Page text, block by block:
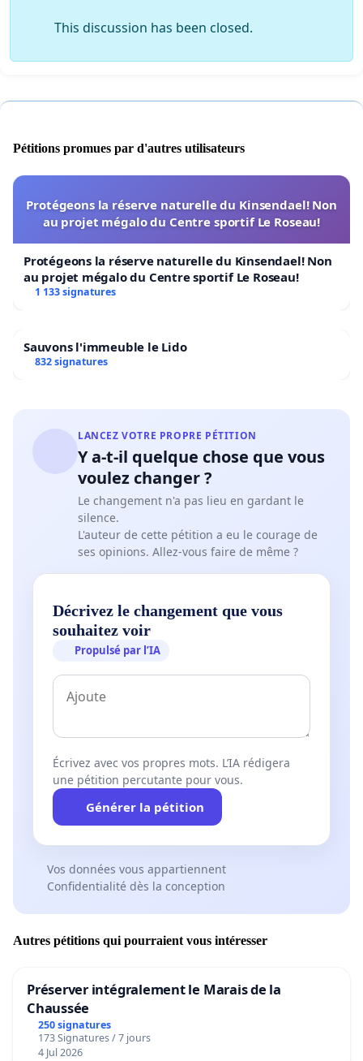
This discussion has been closed.
Pétitions promues par d'autres utilisateurs
Protégeons la réserve naturelle du Kinsendael! Non
au projet mégalo du Centre sportif Le Roseau!
Protégeons la réserve naturelle du Kinsendael! Non
au projet mégalo du Centre sportif Le Roseau!
1 133 signatures
Sauvons l'immeuble le Lido
832 signatures
LANCEZ VOTRE PROPRE PÉTITION
Y a-t-il quelque chose que vous
voulez changer ?
Le changement n'a pas lieu en gardant le
silence.
L'auteur de cette pétition a eu le courage de
ses opinions. Allez-vous faire de même ?
Décrivez le changement que vous
souhaitez voir
Propulsé par l’IA
Écrivez avec vos propres mots. L’IA rédigera
une pétition percutante pour vous.
Générer la pétition
Vos données vous appartiennent
Confidentialité dès la conception
Autres pétitions qui pourraient vous intéresser
Préserver intégralement le Marais de la
Chaussée
250 signatures
173 Signatures / 7 jours
4 Jul 2026